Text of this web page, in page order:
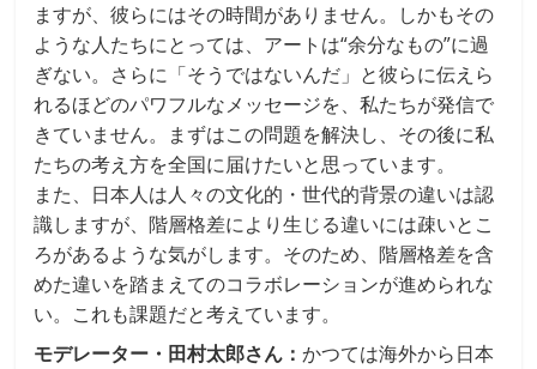
ますが、彼らにはその時間がありません。しかもその
ような人たちにとっては、アートは“余分なもの”に過
ぎない。さらに「そうではないんだ」と彼らに伝えら
れるほどのパワフルなメッセージを、私たちが発信で
きていません。まずはこの問題を解決し、その後に私
たちの考え方を全国に届けたいと思っています。
また、日本人は人々の文化的・世代的背景の違いは認
識しますが、階層格差により生じる違いには疎いとこ
ろがあるような気がします。そのため、階層格差を含
めた違いを踏まえてのコラボレーションが進められな
い。これも課題だと考えています。
モデレーター・田村太郎さん：かつては海外から日本